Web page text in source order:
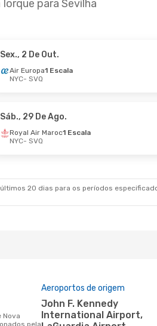
para Sevilha
Sex., 2 De Out.
Air Europa1 Escala
NYC- SVQ
Sáb., 29 De Ago.
Royal Air Maroc1 Escala
NYC- SVQ
20 dias para os períodos
pela
Aeroportos de origem
John F. Kennedy
International Airport,